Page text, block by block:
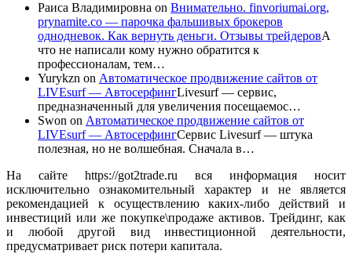
Раиса Владимировна on Внимательно. finvoriumai.org,
prynamite.co — парочка фальшивых брокеров
однодневок. Как вернуть деньги. Отзывы трейдеровА
что не написали кому нужно обратится к
профессионалам, тем…
Yurykzn on Автоматическое продвижение сайтов от
LIVEsurf — АвтосерфингLivesurf — сервис,
предназначенный для увеличения посещаемос…
Swon on Автоматическое продвижение сайтов от
LIVEsurf — АвтосерфингСервис Livesurf — штука
полезная, но не волшебная. Сначала в…
На сайте https://got2trade.ru вся информация носит
исключительно ознакомительный характер и не является
рекомендацией к осуществлению каких-либо действий и
инвестиций или же покупке\продаже активов. Трейдинг, как
и любой другой вид инвестиционной деятельности,
предусматривает риск потери капитала.